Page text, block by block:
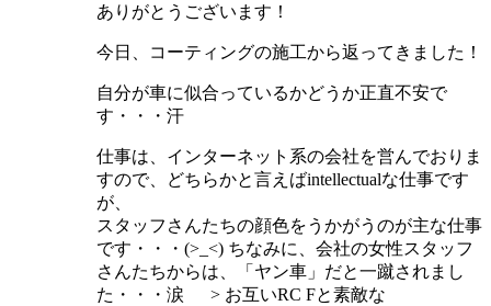
ありがとうございます！
今日、コーティングの施工から返ってきました！
自分が車に似合っているかどうか正直不安で
す・・・汗
仕事は、インターネット系の会社を営んでおりま
すので、どちらかと言えばintellectualな仕事です
が、
スタッフさんたちの顔色をうかがうのが主な仕事
です・・・(>_<) ちなみに、会社の女性スタッフ
さんたちからは、「ヤン車」だと一蹴されまし
た・・・涙 > お互いRC Fと素敵な